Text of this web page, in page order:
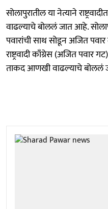
सोलापुरातील या नेत्याने
वाढल्याचे बोललं जात आहे.
पवारांची साथ सोडून अजित
राष्ट्रवादी काँग्रेस (अजित पवार
ताकद आणखी वाढल्याचे बोललं